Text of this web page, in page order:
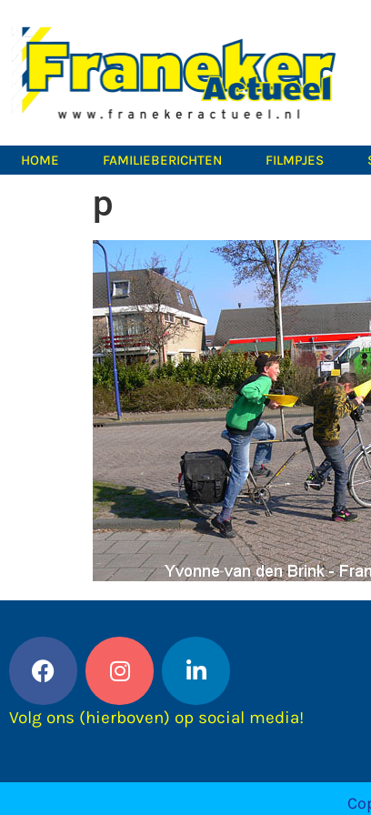
HOME FAMILIEBERICHTEN FILMPJES
p
Volg ons (hierboven) op social media!